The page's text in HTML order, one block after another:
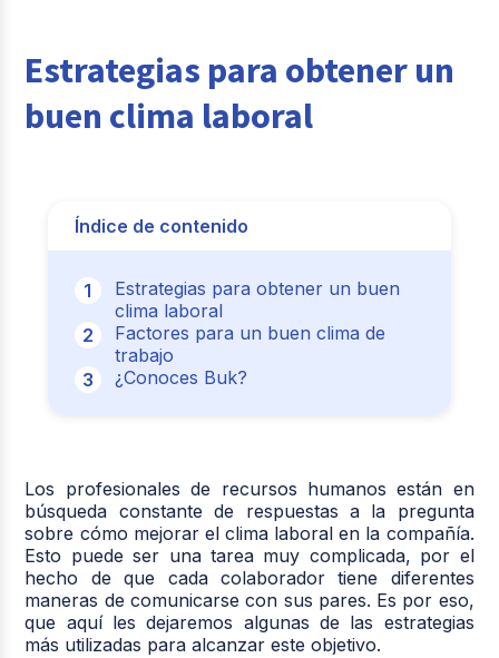
Estrategias para obtener un
buen clima laboral
Índice de contenido
Estrategias para obtener un buen
clima laboral
Factores para un buen clima de
trabajo
¿Conoces Buk?
Los profesionales de recursos humanos están en
búsqueda constante de respuestas a la pregunta
sobre cómo mejorar el clima laboral en la compañía.
Esto puede ser una tarea muy complicada, por el
hecho de que cada colaborador tiene diferentes
maneras de comunicarse con sus pares. Es por eso,
que aquí les dejaremos algunas de las estrategias
más utilizadas para alcanzar este objetivo.